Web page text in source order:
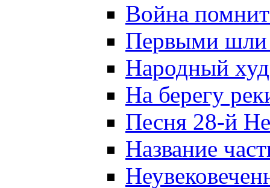
Война
Первыми шли
Народный
На берегу
Песня 28-й
Название